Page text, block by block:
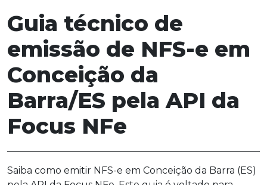
Guia técnico de
emissão de NFS-e em
Conceição da
Barra/ES pela API da
Focus NFe
Saiba como emitir NFS-e em Conceição da Barra (ES)